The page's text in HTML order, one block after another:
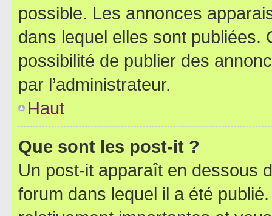
possible. Les annonces
dans lequel elles sont publiées.
possibilité de publier des
par l’administrateur.
Haut
Que sont les post-it ?
Un post-it apparaît en dessous
forum dans lequel il a été